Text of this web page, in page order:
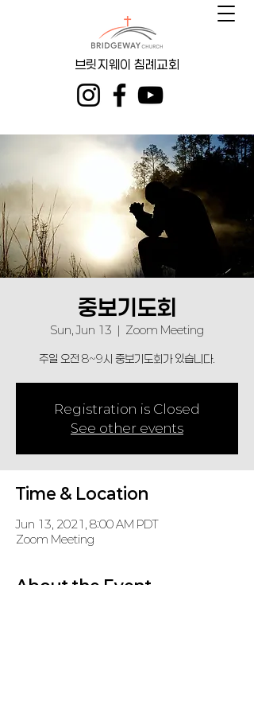
브릿지웨이 침례교회
중보기도회
Sun, Jun 13
  |
Zoom Meeting
주일 오전 8~9시 중보기도회가 있습니다.
Registration is Closed
See other events
Time & Location
Jun 13, 2021, 8:00 AM PDT
Zoom Meeting
About the Event